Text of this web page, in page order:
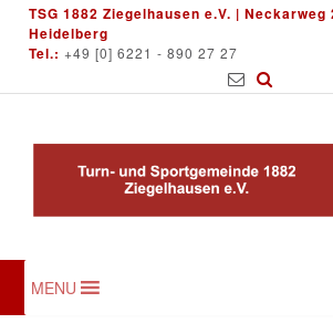
Skip
content
TSG 1882 Ziegelhausen e.V. | Neckarweg
Heidelberg
Tel.: +49 [0] 6221 - 890 27 27
MENU